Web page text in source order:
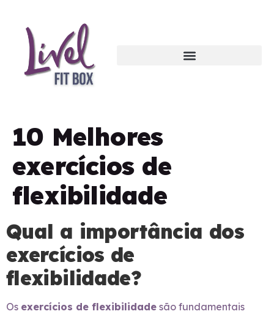
10 Melhores
exercícios de
flexibilidade
Qual a importância dos
exercícios de
flexibilidade?
Os exercícios de flexibilidade são fundamentais